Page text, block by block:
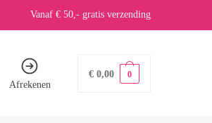
Vanaf € 50,- gratis verzending
Afrekenen
€ 0,00 0